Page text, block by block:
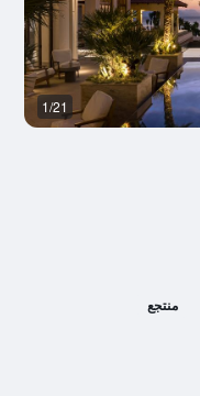
منتجع
1/21